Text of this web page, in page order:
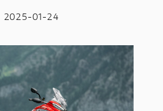
2025-01-24